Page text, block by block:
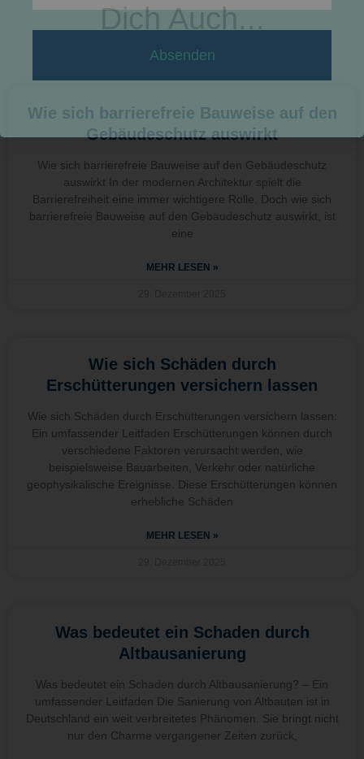
Dich Auch...
Wie sich barrierefreie Bauweise auf den
Gebäudeschutz auswirkt
Wie sich barrierefreie Bauweise auf den Gebäudeschutz
auswirkt In der modernen Architektur spielt die
Barrierefreiheit eine immer wichtigere Rolle. Doch wie sich
barrierefreie Bauweise auf den Gebäudeschutz auswirkt, ist
eine
MEHR LESEN »
Wie sich Schäden durch
Erschütterungen versichern lassen
Wie sich Schäden durch Erschütterungen versichern lassen:
Ein umfassender Leitfaden Erschütterungen können durch
verschiedene Faktoren verursacht werden, wie
beispielsweise Bauarbeiten, Verkehr oder natürliche
geophysikalische Ereignisse. Diese Erschütterungen können
erhebliche Schäden
MEHR LESEN »
Was bedeutet ein Schaden durch
Altbausanierung
Was bedeutet ein Schaden durch Altbausanierung? – Ein
umfassender Leitfaden Die Sanierung von Altbauten ist in
Deutschland ein weit verbreitetes Phänomen. Sie bringt nicht
nur den Charme vergangener Zeiten zurück,
Absenden